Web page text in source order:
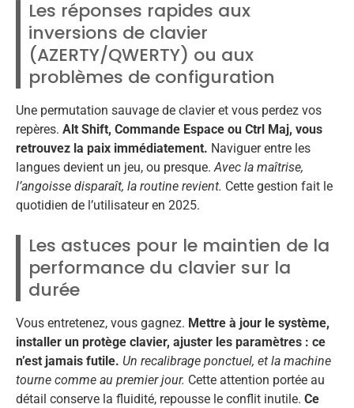
Les réponses rapides aux
inversions de clavier
(AZERTY/QWERTY) ou aux
problèmes de configuration
Une permutation sauvage de clavier et vous perdez vos
repères. Alt Shift, Commande Espace ou Ctrl Maj, vous
retrouvez la paix immédiatement. Naviguer entre les
langues devient un jeu, ou presque.Avec la maîtrise,
l’angoisse disparaît, la routine revient. Cette gestion fait le
quotidien de l’utilisateur en 2025.
Les astuces pour le maintien de la
performance du clavier sur la
durée
Vous entretenez, vous gagnez. Mettre à jour le système,
installer un protège clavier, ajuster les paramètres : ce
n’est jamais futile. Un recalibrage ponctuel, et la machine
tourne comme au premier jour. Cette attention portée au
détail conserve la fluidité, repousse le conflit inutile. Ce